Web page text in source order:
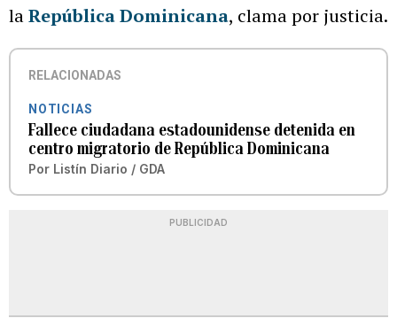
laRepública Dominicana, clama por justicia.
RELACIONADAS
NOTICIAS
Fallece ciudadana estadounidense detenida en
centro migratorio de República Dominicana
Por Listín Diario / GDA
PUBLICIDAD